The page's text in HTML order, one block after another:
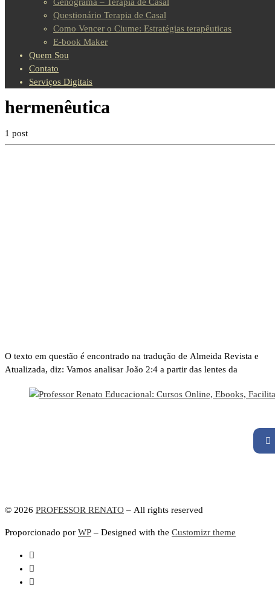
Genograma – Terapia de Casal
Questionário Terapia de Casal
Como Vencer o Ciume: Estratégias terapêuticas
E-book Maker
Quem Sou
Contato
Serviços Digitais
hermenêutica
1 post
O texto em questão é encontrado na tradução de Almeida Revista e
Atualizada, diz: Vamos analisar João 2:4 a partir das lentes da
© 2026 PROFESSOR RENATO – All rights reserved
Proporcionado por WP – Designed with the Customizr theme